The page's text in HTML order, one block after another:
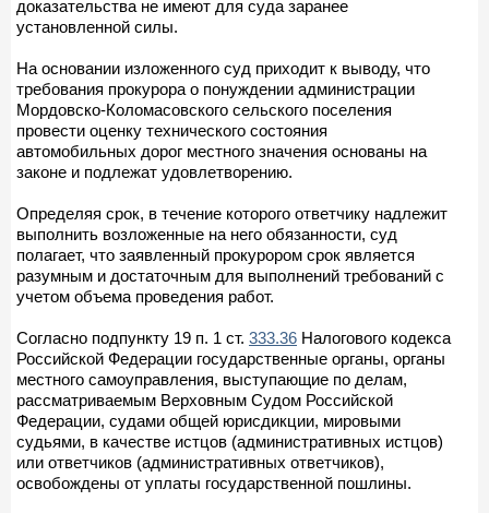
доказательства не имеют для суда заранее
установленной силы.
На основании изложенного суд приходит к выводу, что
требования прокурора о понуждении администрации
Мордовско-Коломасовского сельского поселения
провести оценку технического состояния
автомобильных дорог местного значения основаны на
законе и подлежат удовлетворению.
Определяя срок, в течение которого ответчику надлежит
выполнить возложенные на него обязанности, суд
полагает, что заявленный прокурором срок является
разумным и достаточным для выполнений требований с
учетом объема проведения работ.
Согласно подпункту 19 п. 1 ст. 333.36 Налогового кодекса
Российской Федерации государственные органы, органы
местного самоуправления, выступающие по делам,
рассматриваемым Верховным Судом Российской
Федерации, судами общей юрисдикции, мировыми
судьями, в качестве истцов (административных истцов)
или ответчиков (административных ответчиков),
освобождены от уплаты государственной пошлины.